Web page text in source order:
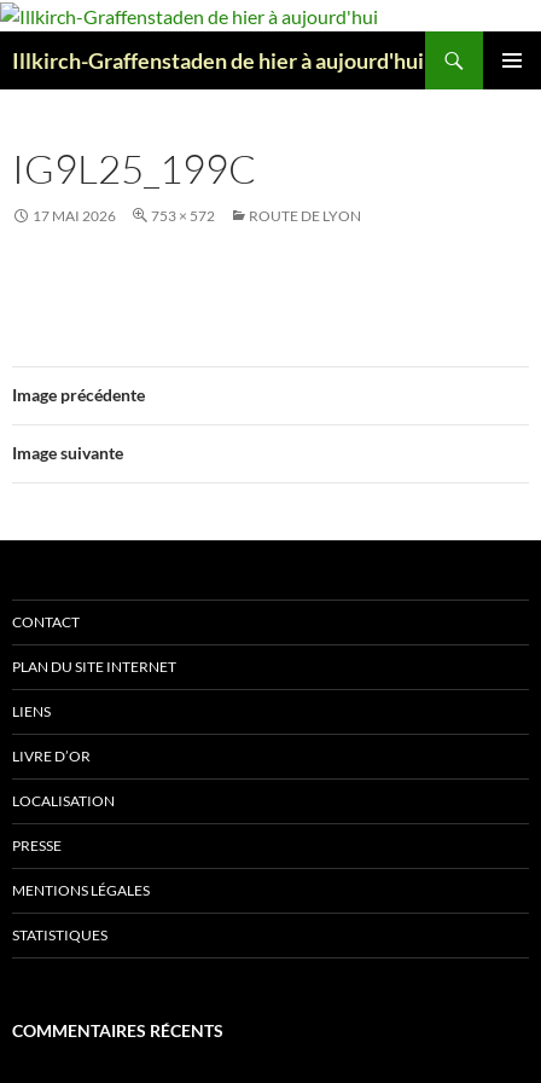
Aller
contenu
Illkirch-Graffenstaden de hier à aujourd'hui
IG9L25_199C
17 MAI 2026 753 × 572 ROUTE DE LYON
Image précédente
Image suivante
CONTACT
PLAN DU SITE INTERNET
LIENS
LIVRE D’OR
LOCALISATION
PRESSE
MENTIONS LÉGALES
STATISTIQUES
COMMENTAIRES RÉCENTS